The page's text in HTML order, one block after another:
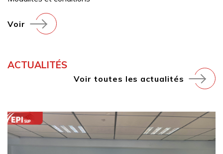
Voir
ACTUALITÉS
Voir toutes les actualités